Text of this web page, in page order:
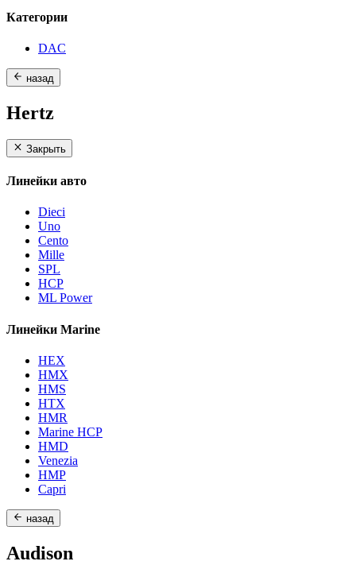
Категории
DAC
назад
Hertz
Закрыть
Линейки авто
Dieci
Uno
Cento
Mille
SPL
HCP
ML Power
Линейки Marine
HEX
HMX
HMS
HTX
HMR
Marine HCP
HMD
Venezia
HMP
Capri
назад
Audison